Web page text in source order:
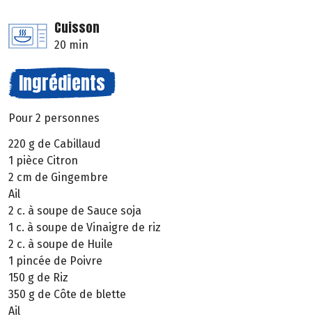
Cuisson
20 min
Ingrédients
Pour 2 personnes
220 g de Cabillaud
1 pièce Citron
2 cm de Gingembre
Ail
2 c. à soupe de Sauce soja
1 c. à soupe de Vinaigre de riz
2 c. à soupe de Huile
1 pincée de Poivre
150 g de Riz
350 g de Côte de blette
Ail